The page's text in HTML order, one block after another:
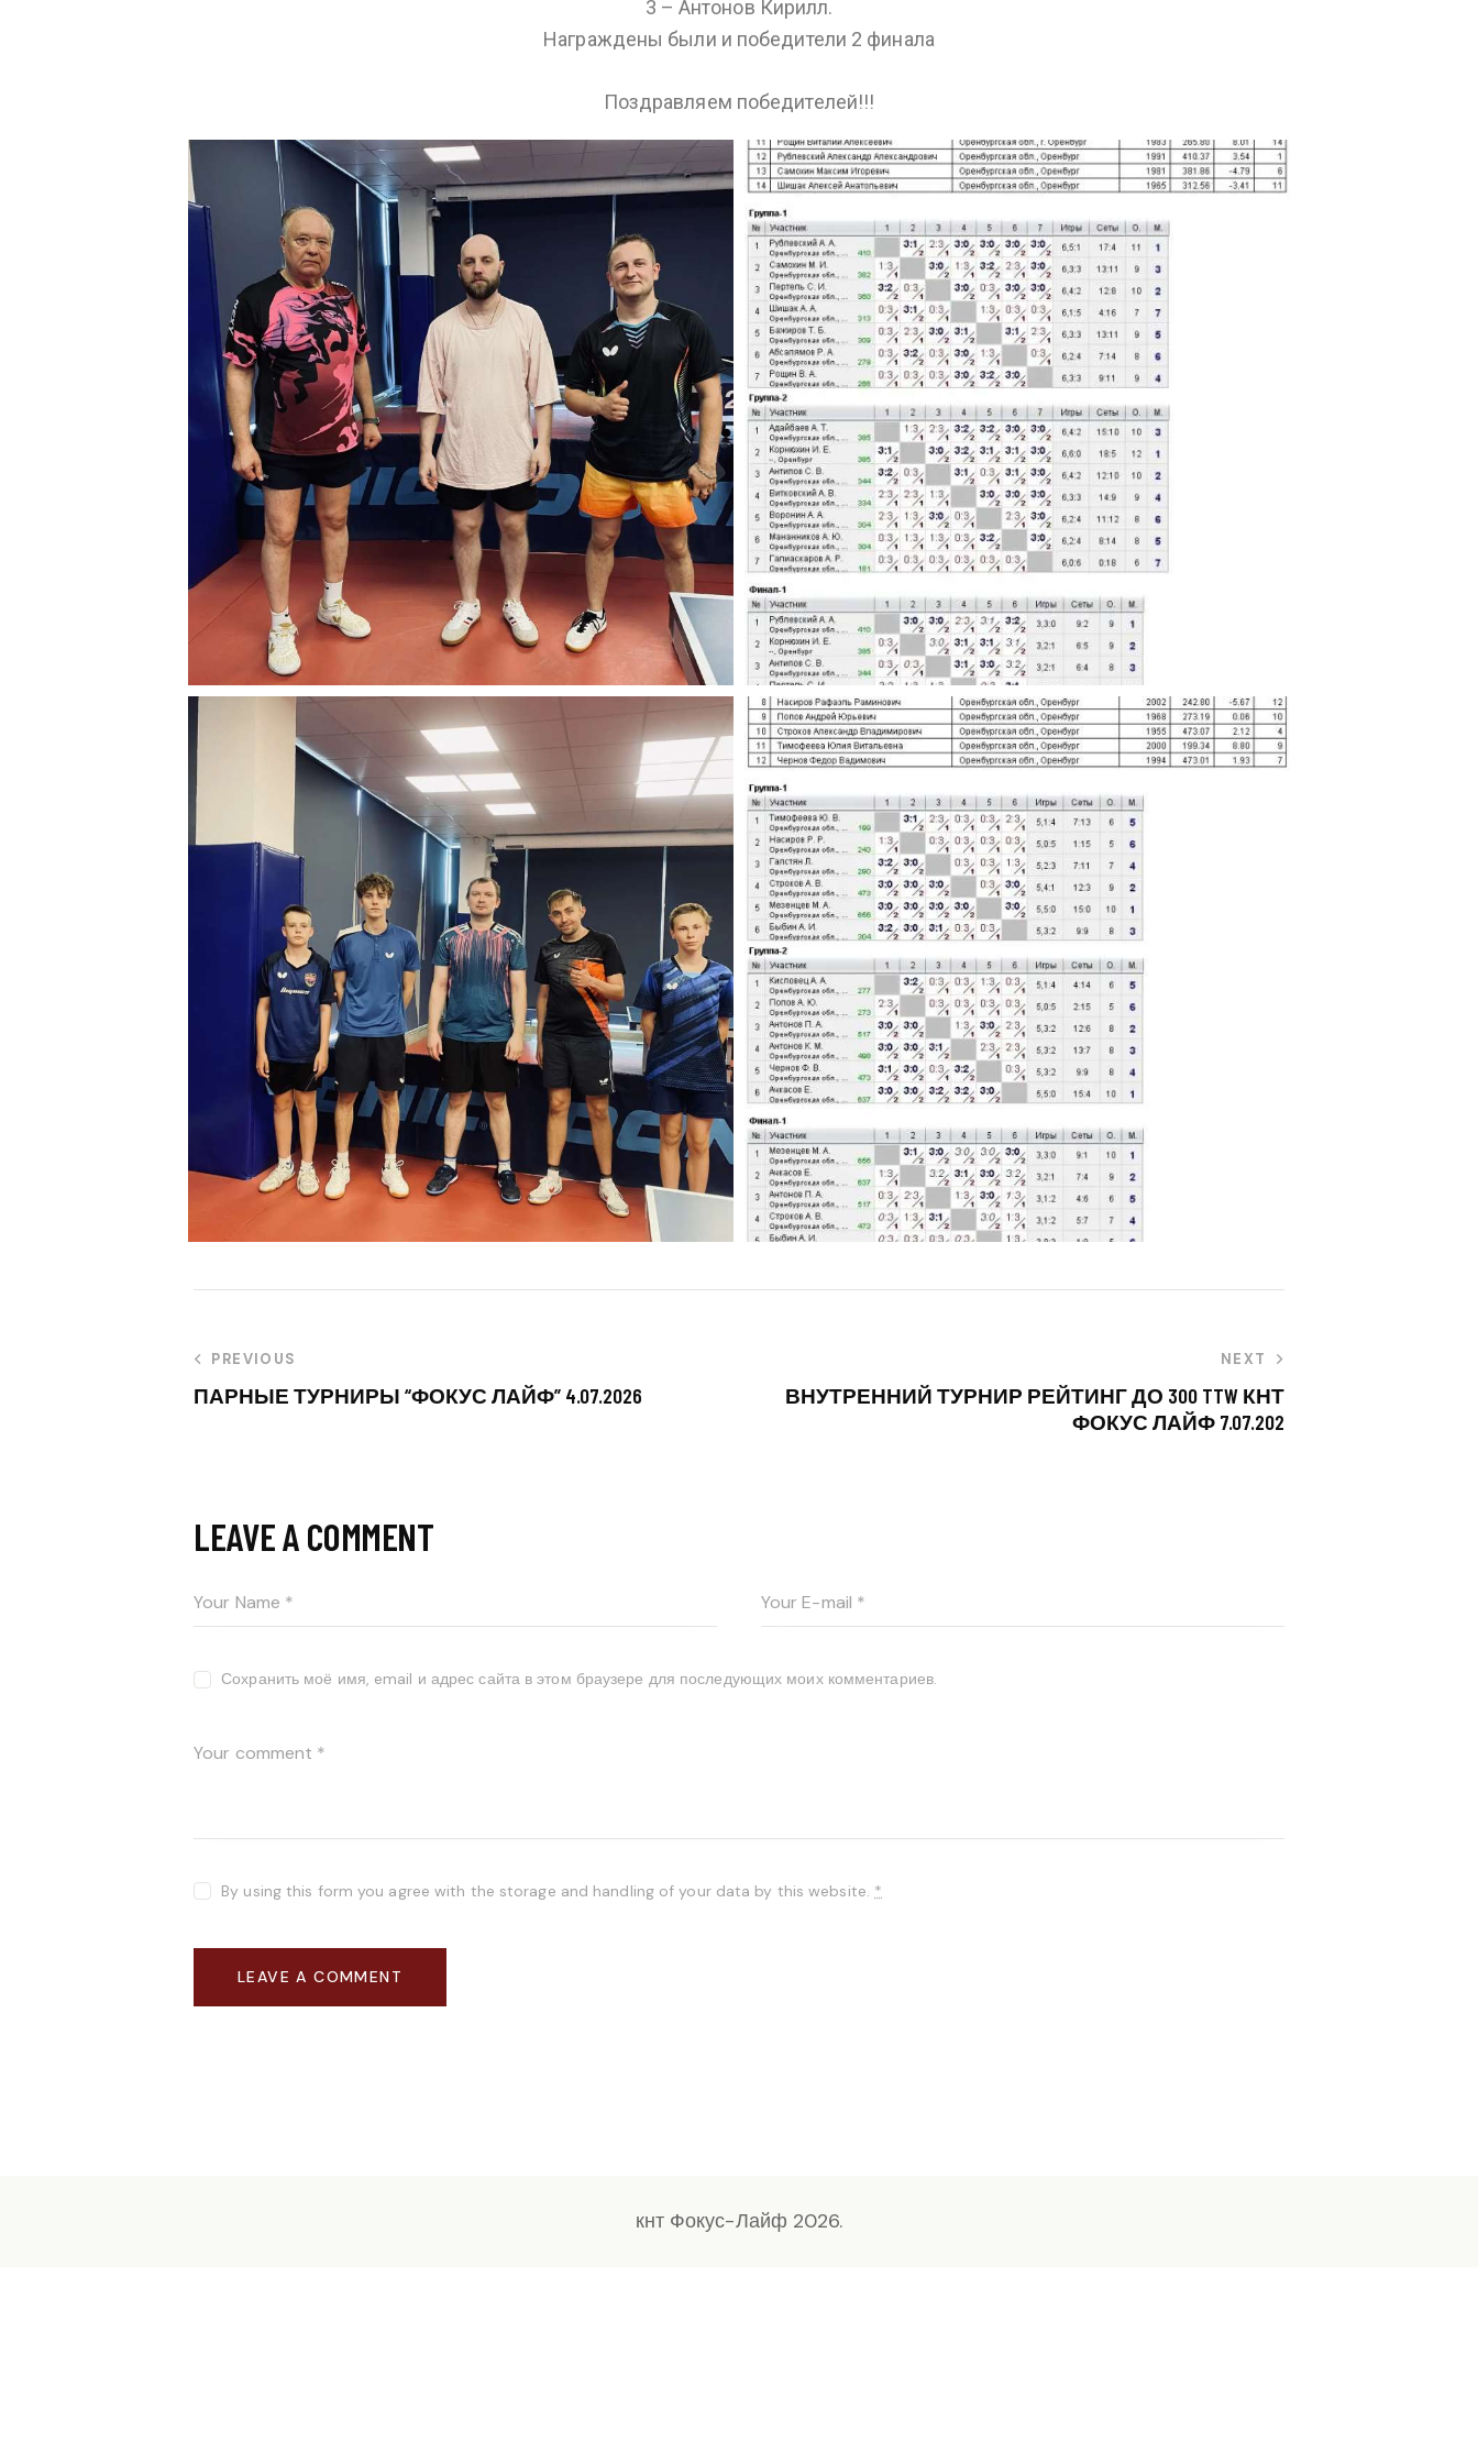
3 – Антонов Кирилл.
Награждены были и победители 2 финала
Поздравляем победителей!!!
PREVIOUS
ПАРНЫЕ ТУРНИРЫ “ФОКУС ЛАЙФ” 4.07.2026
NEXT
ВНУТРЕННИЙ ТУРНИР РЕЙТИНГ ДО 300 TTW КНТ
ФОКУС ЛАЙФ 7.07.202
LEAVE A COMMENT
Сохранить моё имя, email и адрес сайта в этом браузере для последующих моих комментариев.
By using this form you agree with the storage and handling of your data by this website. *
кнт Фокус-Лайф 2026.